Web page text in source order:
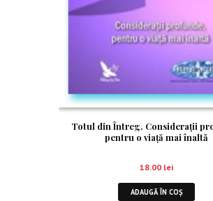
Totul din Întreg. Consideraţii
pentru o viaţă mai înaltă
18.00 lei
ADAUGĂ ÎN COȘ